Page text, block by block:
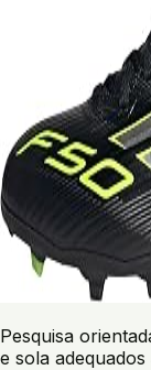
Pesquisa
e sola